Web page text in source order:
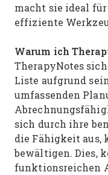
macht sie ideal
effiziente
Warum ich
TherapyNotes
Liste aufgrund
umfassenden
sich durch ihre
die Fähigkeit aus,
bewältigen. Dies,
funktionsreichen